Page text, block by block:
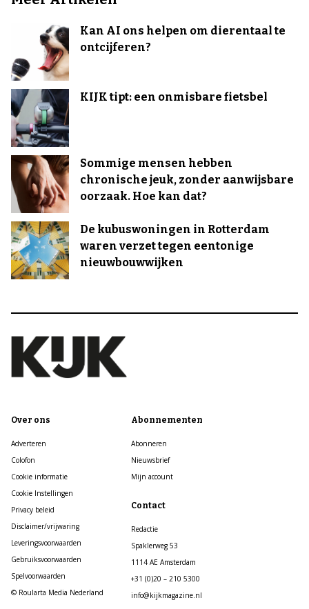
Kan AI ons helpen om dierentaal te
ontcijferen?
KIJK tipt: een onmisbare fietsbel
Sommige mensen hebben
chronische jeuk, zonder aanwijsbare
oorzaak. Hoe kan dat?
De kubuswoningen in Rotterdam
waren verzet tegen eentonige
nieuwbouwwijken
Over ons
Adverteren
Colofon
Cookie informatie
Cookie Instellingen
Privacy beleid
Disclaimer/vrijwaring
Leveringsvoorwaarden
Gebruiksvoorwaarden
Spelvoorwaarden
© Roularta Media Nederland
Abonnementen
Abonneren
Nieuwsbrief
Mijn account
Contact
Redactie
Spaklerweg 53
1114 AE Amsterdam
+31 (0)20 – 210 5300
info@kijkmagazine.nl